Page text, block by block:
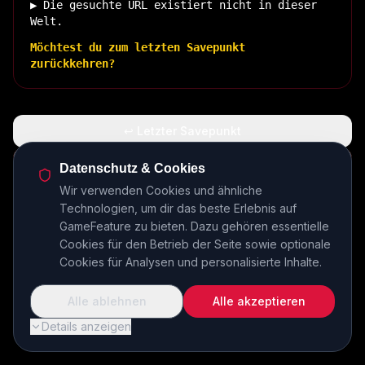
▶ Die gesuchte URL existiert nicht in dieser
Welt.
Möchtest du zum letzten Savepunkt
zurückkehren?
🏠 Zurück zur Basis
INSERT COIN TO CONTINUE...
Datenschutz & Cookies
Wir verwenden Cookies und ähnliche
Technologien, um dir das beste Erlebnis auf
GameFeature zu bieten. Dazu gehören essentielle
Cookies für den Betrieb der Seite sowie optionale
Cookies für Analysen und personalisierte Inhalte.
Details anzeigen
Alle ablehnen Alle akzeptieren